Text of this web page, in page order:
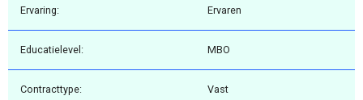
Ervaring: Ervaren
Educatielevel: MBO
Contracttype: Vast